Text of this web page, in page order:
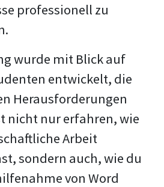
professionell zu
wurde mit Blick auf
entwickelt, die
Herausforderungen
nicht nur erfahren, wie
Arbeit
sondern auch, wie du
von Word